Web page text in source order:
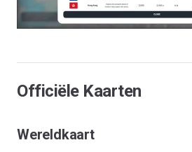
Officiële Kaarten
Wereldkaart